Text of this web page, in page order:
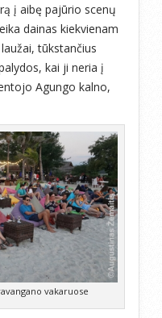
į aibę pajūrio scenų
dainas kiekvienam
tūkstančius
kai ji neria į
Agungo kalno,
vakaruose